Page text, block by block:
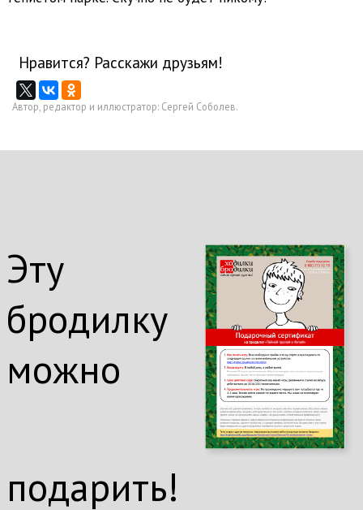
Нравится? Расскажи друзьям!
Автор, редактор и иллюстратор: Сергей Соболев.
Эту
бродилку
можно
подарить!